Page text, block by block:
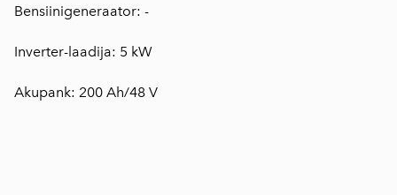
Bensiinigeneraator: -
Inverter-laadija: 5 kW
Akupank: 200 Ah/48 V